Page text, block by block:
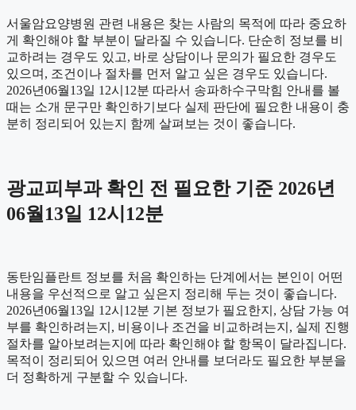
서울암요양병원 관련 내용은 찾는 사람의 목적에 따라 중요하
게 확인해야 할 부분이 달라질 수 있습니다. 단순히 정보를 비
교하려는 경우도 있고, 바로 상담이나 문의가 필요한 경우도
있으며, 조건이나 절차를 먼저 알고 싶은 경우도 있습니다.
2026년06월13일 12시12분 따라서 송파하수구막힘 안내를 볼
때는 소개 문구만 확인하기보다 실제 판단에 필요한 내용이 충
분히 정리되어 있는지 함께 살펴보는 것이 좋습니다.
광교피부과 확인 전 필요한 기준 2026년
06월13일 12시12분
동탄임플란트 정보를 처음 확인하는 단계에서는 본인이 어떤
내용을 우선적으로 알고 싶은지 정리해 두는 것이 좋습니다.
2026년06월13일 12시12분 기본 정보가 필요한지, 상담 가능 여
부를 확인하려는지, 비용이나 조건을 비교하려는지, 실제 진행
절차를 알아보려는지에 따라 확인해야 할 항목이 달라집니다.
목적이 정리되어 있으면 여러 안내를 보더라도 필요한 부분을
더 정확하게 구분할 수 있습니다.